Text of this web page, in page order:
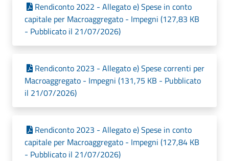
Rendiconto 2022 - Allegato e) Spese in conto
capitale per Macroaggregato - Impegni (127,83 KB
- Pubblicato il 21/07/2026)
Rendiconto 2023 - Allegato e) Spese correnti per
Macroaggregato - Impegni (131,75 KB - Pubblicato
il 21/07/2026)
Rendiconto 2023 - Allegato e) Spese in conto
capitale per Macroaggregato - Impegni (127,84 KB
- Pubblicato il 21/07/2026)